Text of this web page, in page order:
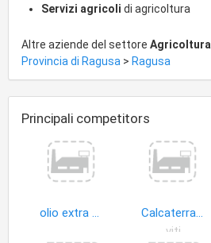
Servizi agricoli di agricoltura
Altre aziende del settore Agricoltura
Provincia di Ragusa > Ragusa
Principali competitors
olio extra vergine d'oliva Senia
Calcaterra Giovanni
viti